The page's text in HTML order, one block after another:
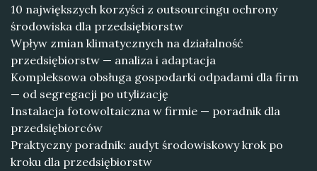
10 największych korzyści z outsourcingu ochrony
środowiska dla przedsiębiorstw
Wpływ zmian klimatycznych na działalność
przedsiębiorstw — analiza i adaptacja
Kompleksowa obsługa gospodarki odpadami dla firm
— od segregacji po utylizację
Instalacja fotowoltaiczna w firmie — poradnik dla
przedsiębiorców
Praktyczny poradnik: audyt środowiskowy krok po
kroku dla przedsiębiorstw